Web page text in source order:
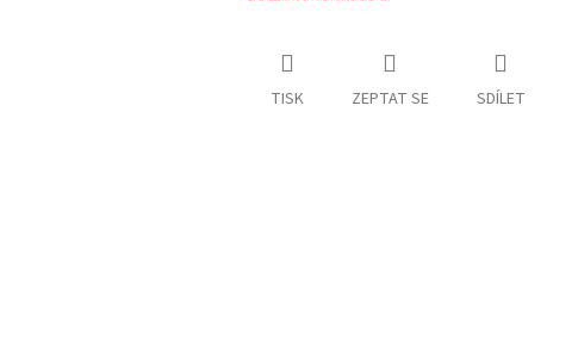
TISK ZEPTAT SE SDÍLET